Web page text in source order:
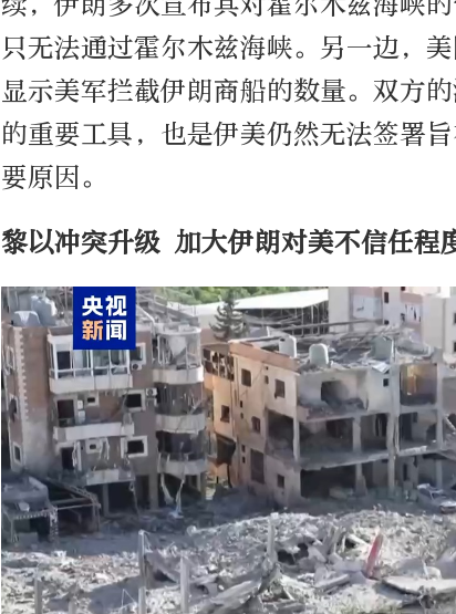
只无法通过霍尔木兹海峡。另一边，
显示美军拦截伊朗商船的数量。双方
的重要工具，也是伊美仍然无法签署
要原因。
黎以冲突升级 加大伊朗对美不信任程